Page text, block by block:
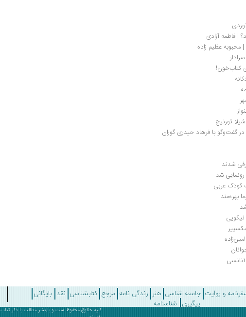
| فاطمه آزادی
کتاب‌خون!
تورنیج
گفت‌وگو با فرهاد حیدری گوران
شد
بهره‌مند
و روایت جامعه شناسی هنر زندگی نامه مرجع کتابشناسی نقد بایگانی
پیگیری شناسنامه
کلیه حقوق محفوظ است و بازنشر مطالب با ذکر کتاب